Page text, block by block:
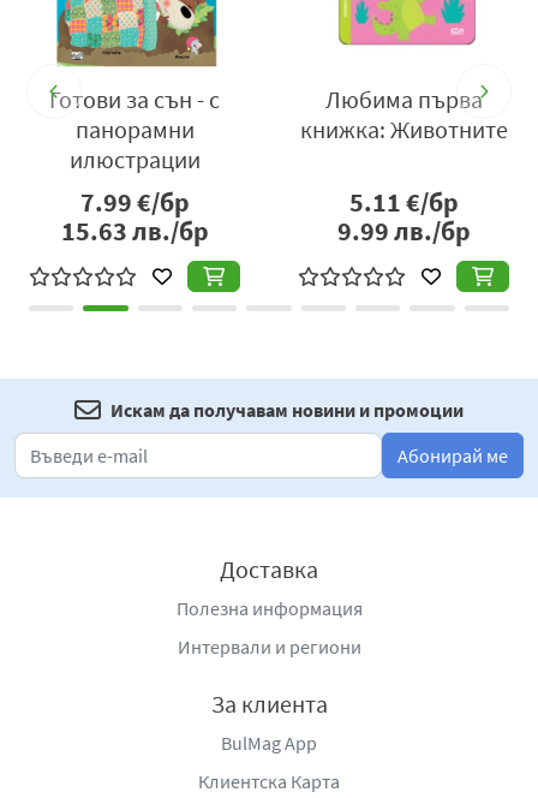
Готови за сън - с
панорамни
илюстрации
7.99€/бр
15.63лв./бр
Любима първа
книжка: Животните
5.11€/бр
9.99лв./бр
Искам да получавам новини и промоции
Абонирай ме
Доставка
Полезна информация
Интервали и региони
За клиента
BulMag App
Клиентска Карта